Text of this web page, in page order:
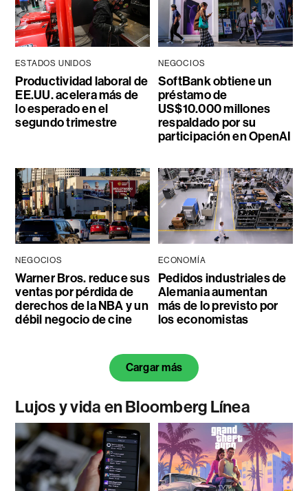
ESTADOS UNIDOS
Productividad laboral de
EE.UU. acelera más de
lo esperado en el
segundo trimestre
NEGOCIOS
SoftBank obtiene un
préstamo de
US$10.000 millones
respaldado por su
participación en OpenAI
NEGOCIOS
Warner Bros. reduce sus
ventas por pérdida de
derechos de la NBA y un
débil negocio de cine
ECONOMÍA
Pedidos industriales de
Alemania aumentan
más de lo previsto por
los economistas
Cargar más
Lujos y vida en Bloomberg Línea